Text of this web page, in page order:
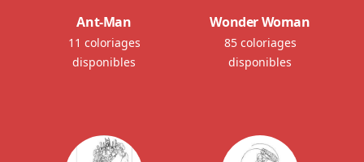
Ant-Man
11 coloriages
disponibles
Wonder Woman
85 coloriages
disponibles